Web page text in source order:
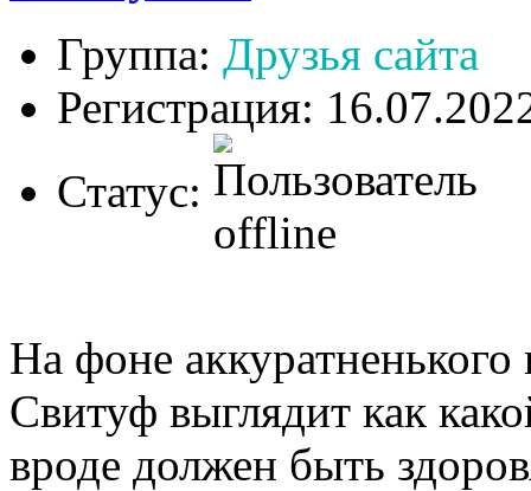
Группа: Друзья сайта
Регистрация:
Статус:
На фоне
Свитуф выглядит как
вроде должен быть